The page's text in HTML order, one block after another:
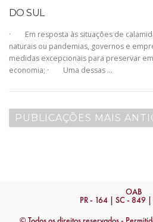
DO SUL
· Em resposta às situações de
naturais ou pandemias, governos e
medidas excepcionais para preservar
economia; · Uma dessas …
PUBLICAÇÕES MAIS
OAB
PR - 164 | SC - 849